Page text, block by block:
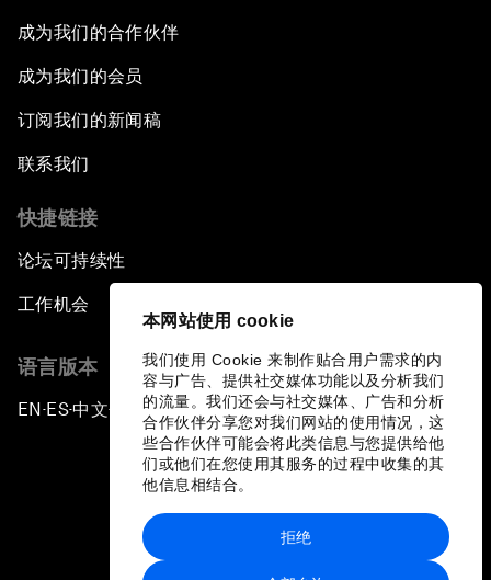
本网站使用 cookie
我们使用 Cookie 来制作贴合用户需求的内
容与广告、提供社交媒体功能以及分析我们
的流量。我们还会与社交媒体、广告和分析
合作伙伴分享您对我们网站的使用情况，这
些合作伙伴可能会将此类信息与您提供给他
们或他们在您使用其服务的过程中收集的其
他信息相结合。
拒绝
成为我们的合作伙伴
成为我们的会员
订阅我们的新闻稿
联系我们
快捷链接
论坛可持续性
工作机会
语言版本
EN ▪ES▪中文▪ 日本語